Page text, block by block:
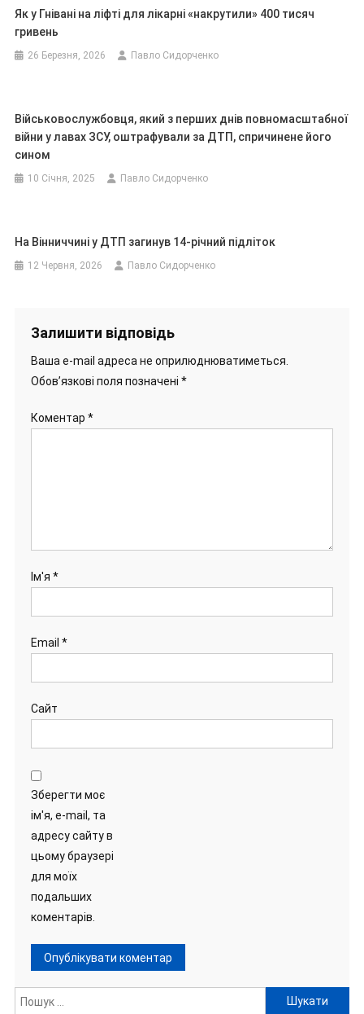
Як у Гнівані на ліфті для лікарні «накрутили» 400 тисяч
гривень
26 Березня, 2026 Павло Сидорченко
Військовослужбовця, який з перших днів повномасштабної
війни у лавах ЗСУ, оштрафували за ДТП, спричинене його
сином
10 Січня, 2025 Павло Сидорченко
На Вінниччині у ДТП загинув 14-річний підліток
12 Червня, 2026 Павло Сидорченко
Залишити відповідь
Ваша e-mail адреса не оприлюднюватиметься.
Обов’язкові поля позначені *
Коментар *
Ім'я *
Email *
Сайт
Зберегти моє
ім'я, e-mail, та
адресу сайту в
цьому браузері
для моїх
подальших
коментарів.
Пошук: